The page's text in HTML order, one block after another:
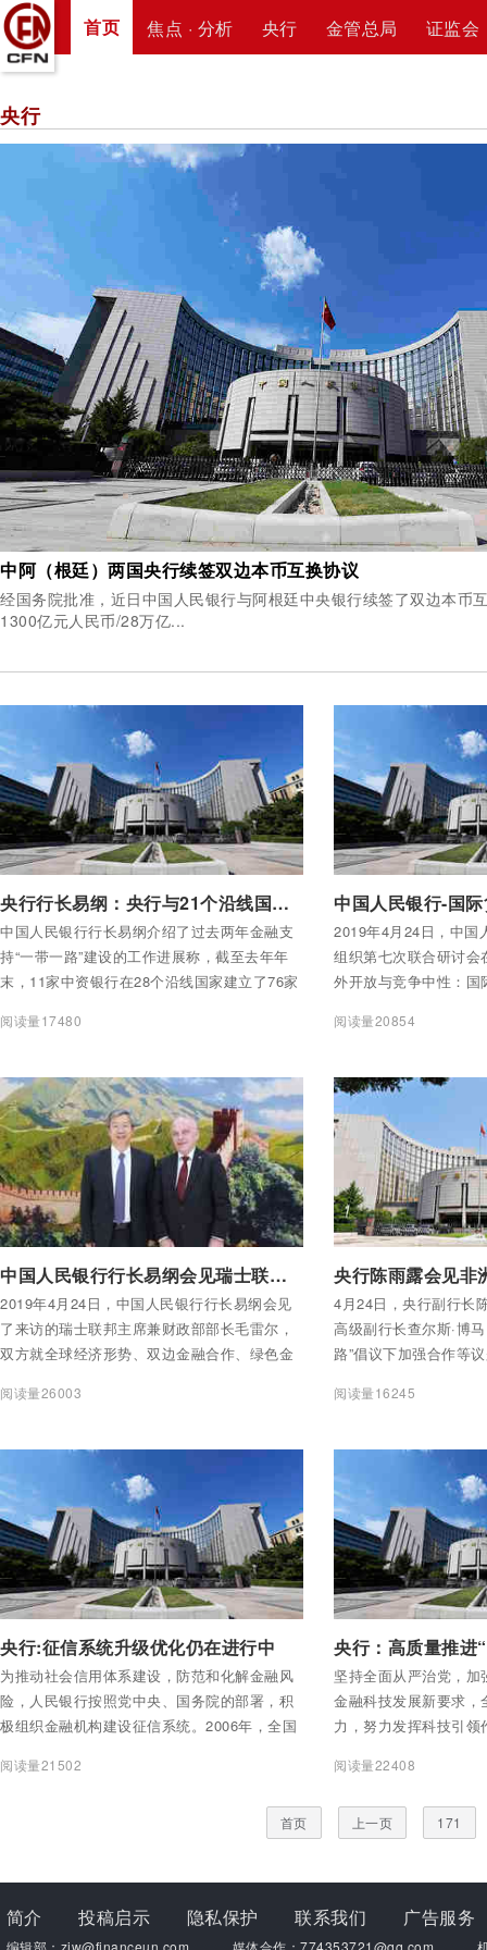
首页 焦点 · 分析 央行 金管总局 证监会
央行
中阿（根廷）两国央行续签双边本币互换协议
经国务院批准，近日中国人民银行与阿根廷中央银行续签了双边本币
1300亿元人民币/28万亿...
央行行长易纲：央行与21个沿线国家的央行签署了双边本币互换
中国人民银行行长易纲介绍了过去两年金融支
持“一带一路”建设的工作进展称，截至去年年
末，11家中资银行在28个沿线国家建立了76家
中国开展业务。国际合作全面深化。中国人民
换。
阅读量17480
2019年4月24日，中国
组织第七次联合研讨会
外开放与竞争中性：国
部门和国际货币基金
中国人民银行副行长陈
阅读量20854
中国人民银行行长易纲会见瑞士联邦主席兼财政部部长毛雷尔
2019年4月24日，中国人民银行行长易纲会见
了来访的瑞士联邦主席兼财政部部长毛雷尔，
双方就全球经济形势、双边金融合作、绿色金
阅读量26003
4月24日，央行副行长
高级副行长查尔斯·博
路”倡议下加强合作等
阅读量16245
央行:征信系统升级优化仍在进行中
为推动社会信用体系建设，防范和化解金融风
险，人民银行按照党中央、国务院的部署，积
极组织金融机构建设征信系统。2006年，全国
国人民银行征信中心具体负责建设、运行和维
阅读量21502
坚持全面从严治党，
金融科技发展新要求，
力，努力发挥科技引
防控金融风险；加强
理融合。
阅读量22408
首页 上一页 171
简介 投稿启示 隐私保护 联系我们 广告服务
编辑部：zjw@financeun.com 媒体合作：774353721@qq.com